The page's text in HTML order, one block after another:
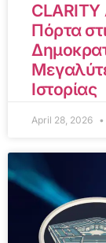
CLARITY
Πόρτα
Ιστορίας
April 28, 2026